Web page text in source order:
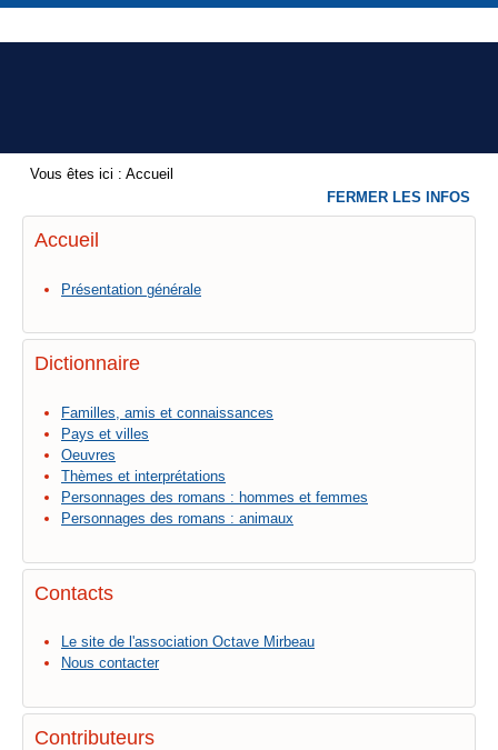
Vous êtes ici : Accueil
Accueil
Présentation générale
Dictionnaire
Familles, amis et connaissances
Pays et villes
Oeuvres
Thèmes et interprétations
Personnages des romans : hommes et femmes
Personnages des romans : animaux
Contacts
Le site de l'association Octave Mirbeau
Nous contacter
Contributeurs
FERMER LES INFOS